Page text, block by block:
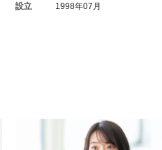
設立 1998年07月